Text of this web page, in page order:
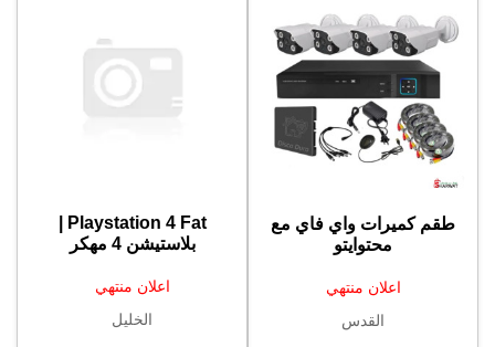
طقم كميرات واي فاي مع
محتوايتو
اعلان منتهي
القدس
بلاستيشن 4 مهكر
اعلان منتهي
الخليل